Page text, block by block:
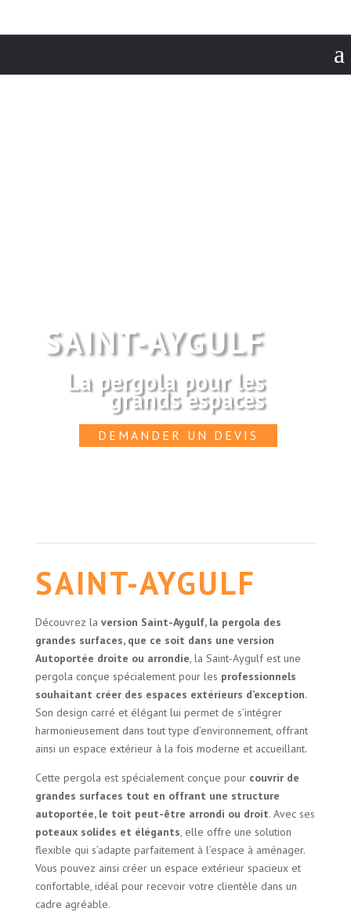
a
SAINT-AYGULF
La pergola pour les
grands espaces
DEMANDER UN DEVIS
SAINT-AYGULF
Découvrez la version Saint-Aygulf, la pergola des
grandes surfaces, que ce soit dans une version
Autoportée droite ou arrondie, la Saint-Aygulf est une
pergola conçue spécialement pour les professionnels
souhaitant créer des espaces extérieurs d’exception.
Son design carré et élégant lui permet de s’intégrer
harmonieusement dans tout type d’environnement, offrant
ainsi un espace extérieur à la fois moderne et accueillant.
Cette pergola est spécialement conçue pour couvrir de
grandes surfaces tout en offrant une structure
autoportée, le toit peut-être arrondi ou droit. Avec ses
poteaux solides et élégants, elle offre une solution
flexible qui s’adapte parfaitement à l’espace à aménager.
Vous pouvez ainsi créer un espace extérieur spacieux et
confortable, idéal pour recevoir votre clientèle dans un
cadre agréable.